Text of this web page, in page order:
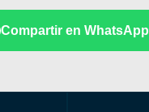
Compartir en WhatsApp